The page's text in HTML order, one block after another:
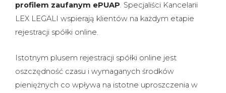
profilem zaufanym ePUAP. Specjaliści Kancelarii
LEX LEGALI wspierają klientów na każdym etapie
rejestracji spółki online.
Istotnym plusem rejestracji spółki online jest
oszczędność czasu i wymaganych środków
pieniężnych co wpływa na istotne uproszczenia w